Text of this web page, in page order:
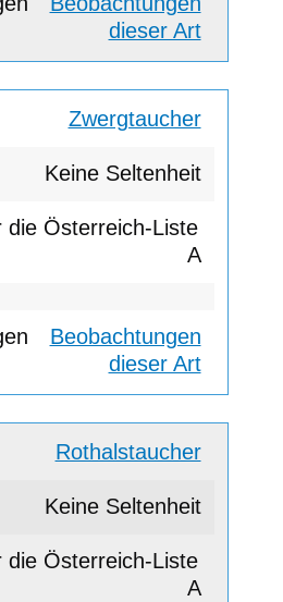
dieser Art
Zwergtaucher
Keine Seltenheit
A
Beobachtungen
dieser Art
Rothalstaucher
Keine Seltenheit
A